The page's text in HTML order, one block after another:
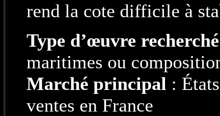
rend la cote difficile à
Type d’œuvre recherché
maritimes ou
Marché principal :
ventes en France